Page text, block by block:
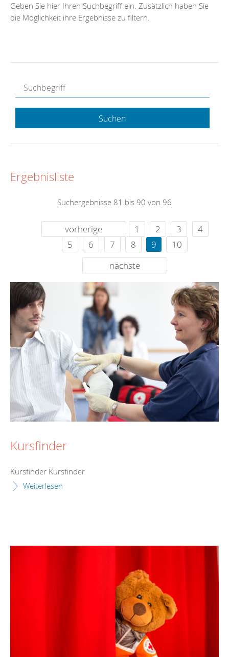
Geben Sie hier Ihren Suchbegriff ein. Zusätzlich haben Sie
die Möglichkeit ihre Ergebnisse zu filtern.
Suchen
Ergebnisliste
Suchergebnisse 81 bis 90 von 96
vorherige 1 2 3
4
5
6 7 8 9
10
nächste
Kursfinder
Kursfinder Kursfinder
Weiterlesen